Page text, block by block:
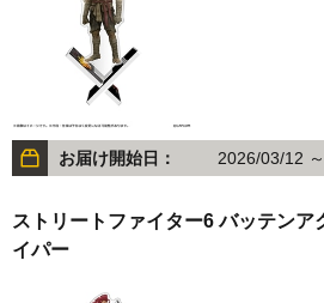
お届け開始日： 2026/03/12 ～
ストリートファイター6 バッテンア
イパー